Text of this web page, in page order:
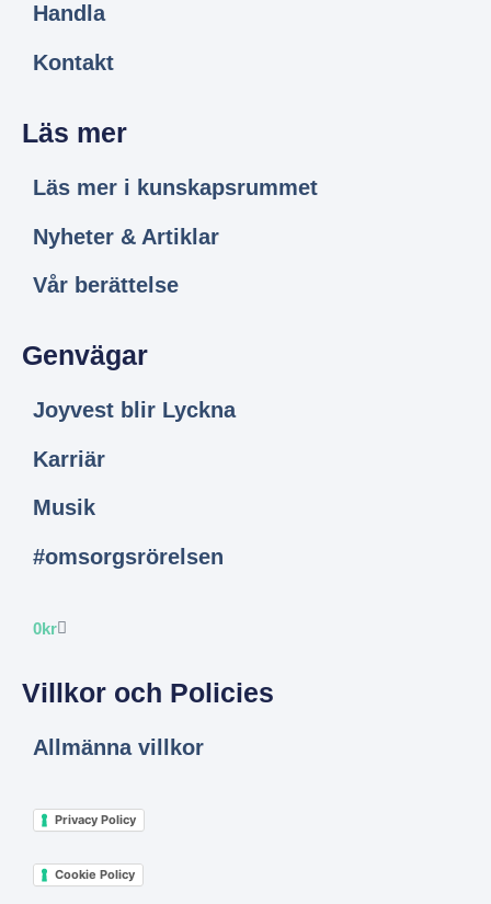
Handla
Kontakt
Läs mer
Läs mer i kunskapsrummet
Nyheter & Artiklar
Vår berättelse
Genvägar
Joyvest blir Lyckna
Karriär
Musik
#omsorgsrörelsen
0kr
Villkor och Policies
Allmänna villkor
Privacy Policy
Cookie Policy